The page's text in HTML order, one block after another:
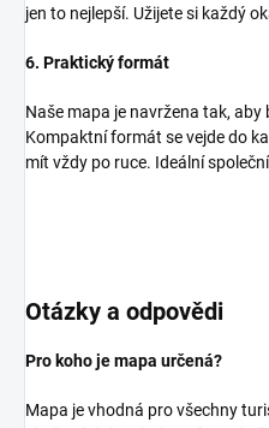
jen to nejlepší. Užijete si každý
6. Praktický formát
Naše mapa je navržena tak,
Kompaktní formát se vejde do
mít vždy po ruce. Ideální
Otázky a odpovědi
Pro koho je mapa určená?
Mapa je vhodná pro všechny